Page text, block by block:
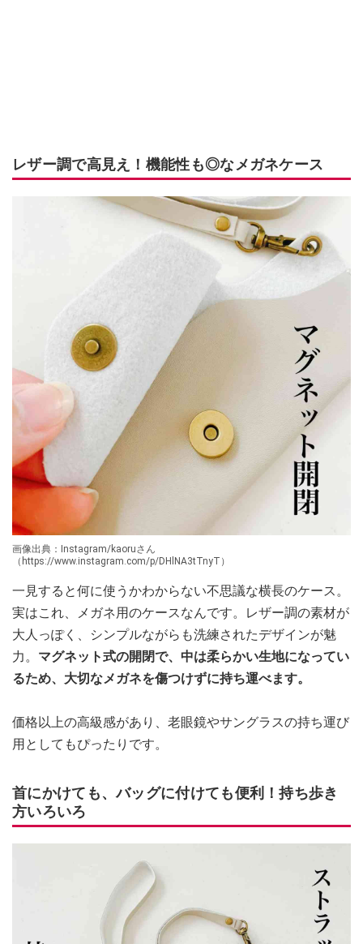
レザー調で高見え！機能性も◎なメガネケース
画像出典：Instagram/kaoruさん
（https://www.instagram.com/p/DHlNA3tTnyT）
一見すると何に使うかわからない不思議な横長のケース。
実はこれ、メガネ用のケースなんです。レザー調の素材が
大人っぽく、シンプルながらも洗練されたデザインが魅
力。 マグネット式の開閉で、中は柔らかい生地になってい
るため、大切なメガネを傷つけずに持ち運べます。
価格以上の高級感があり、老眼鏡やサングラスの持ち運び
用としてもぴったりです。
首にかけても、バッグに付けても便利！持ち歩き
方いろいろ